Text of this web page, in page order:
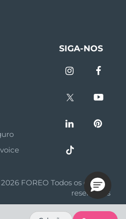
SIGA-NOS
FOREO Todos os direitos
reservados